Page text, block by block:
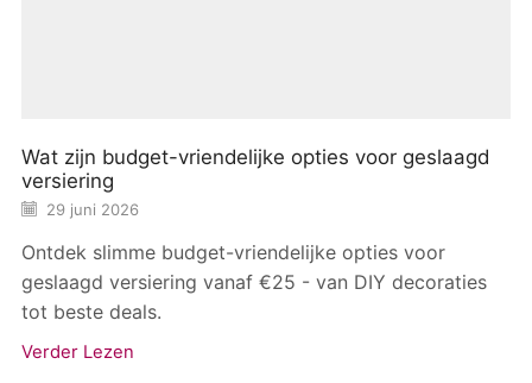
Wat zijn budget-vriendelijke opties voor geslaagd
versiering
29 juni 2026
Ontdek slimme budget-vriendelijke opties voor
geslaagd versiering vanaf €25 - van DIY decoraties
tot beste deals.
Verder Lezen